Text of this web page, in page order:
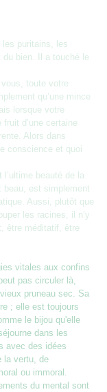
les puritains, les
bien. Il a touché le
toute votre
qu’une mince
lorsque votre
d’une certaine
Alors dans
conscience et quoi
beauté de la
beau, est simplement
Aussi, plutôt que
les racines, il n’y
être méditatif, être
vitales aux confins
pas circuler là,
pruneau sec. Sa
; elle est toujours
le bijou qu'elle
dans les
avec des idées
la vertu, de
ou immoral.
du mental sont